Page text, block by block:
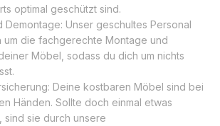
optimal geschützt sind.
Demontage: Unser geschultes Personal
um die fachgerechte Montage und
Möbel, sodass du dich um nichts
Deine kostbaren Möbel sind bei
Händen. Sollte doch einmal etwas
sind sie durch unsere